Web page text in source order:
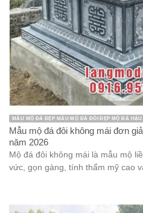
MẪU MỘ ĐÁ ĐẸP MẪU MỘ ĐÁ ĐÔI ĐẸP MỘ ĐÁ HẬU
Mẫu mộ đá đôi không mái đơn
năm 2026
Mộ đá đôi không mái là mẫu mộ
vức, gọn gàng, tính thẩm mỹ cao